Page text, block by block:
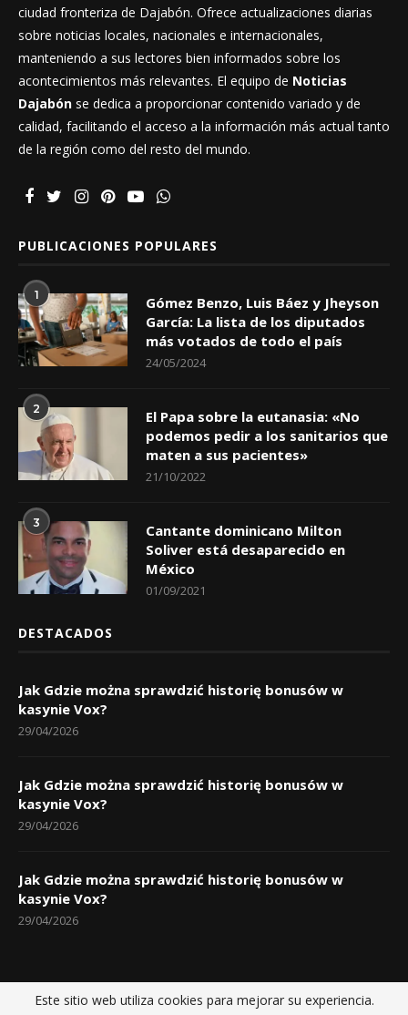
ciudad fronteriza de Dajabón. Ofrece actualizaciones diarias
sobre noticias locales, nacionales e internacionales,
manteniendo a sus lectores bien informados sobre los
acontecimientos más relevantes. El equipo de Noticias
Dajabón se dedica a proporcionar contenido variado y de
calidad, facilitando el acceso a la información más actual tanto
de la región como del resto del mundo.
PUBLICACIONES POPULARES
1
Gómez Benzo, Luis Báez y Jheyson
García: La lista de los diputados
más votados de todo el país
24/05/2024
2
El Papa sobre la eutanasia: «No
podemos pedir a los sanitarios que
maten a sus pacientes»
21/10/2022
3
Cantante dominicano Milton
Soliver está desaparecido en
México
01/09/2021
DESTACADOS
Jak Gdzie można sprawdzić historię bonusów w
kasynie Vox?
29/04/2026
Jak Gdzie można sprawdzić historię bonusów w
kasynie Vox?
29/04/2026
Jak Gdzie można sprawdzić historię bonusów w
kasynie Vox?
29/04/2026
Inicio Políticas de privacidad Sobre nosotros Contactos
Este sitio web utiliza cookies para mejorar su experiencia.